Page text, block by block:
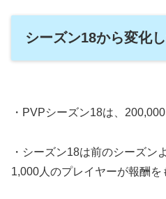
シーズン18から変化
・PVPシーズン18は、
・シーズン18は前のシーズン
1,000人のプレイヤーが報酬を